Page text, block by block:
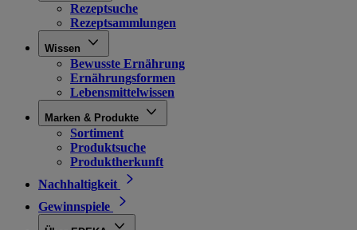
Rezeptsuche
Rezeptsammlungen
Wissen
Bewusste Ernährung
Ernährungsformen
Lebensmittelwissen
Marken & Produkte
Sortiment
Produktsuche
Produktherkunft
Nachhaltigkeit
Gewinnspiele